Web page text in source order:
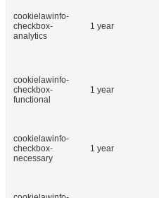
cookielawinfo-
checkbox-
analytics
1 year
cookielawinfo-
checkbox-
functional
1 year
cookielawinfo-
checkbox-
necessary
1 year